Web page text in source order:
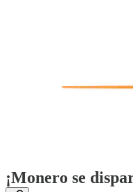
¡Monero se